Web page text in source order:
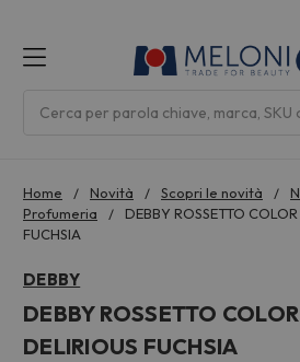
Home Novità Scopri le novità
Profumeria
DEBBY ROSSETTO COLOR
FUCHSIA
DEBBY
DEBBY ROSSETTO
DELIRIOUS FUCHSIA